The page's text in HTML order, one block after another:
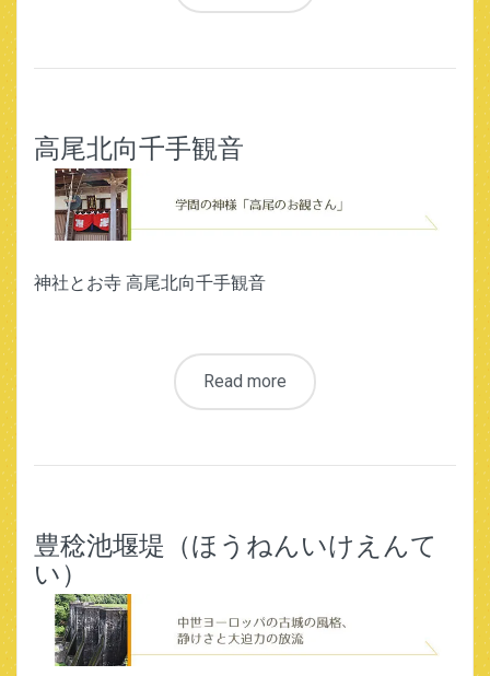
高尾北向千手観音
神社とお寺 高尾北向千手観音
Read more
豊稔池堰堤（ほうねんいけえんて
い）